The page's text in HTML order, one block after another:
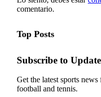
comentario.
Top Posts
Subscribe to
Get the latest sports
football and tennis.